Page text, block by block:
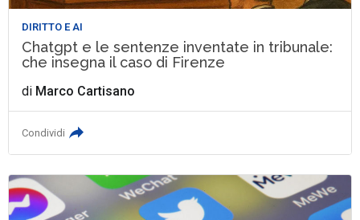
DIRITTO E AI
Chatgpt e le sentenze inventate in tribunale:
che insegna il caso di Firenze
di Marco Cartisano
Condividi